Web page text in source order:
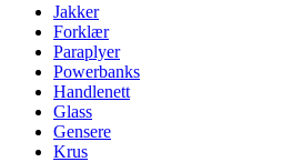
Jakker
Forklær
Paraplyer
Powerbanks
Handlenett
Glass
Gensere
Krus